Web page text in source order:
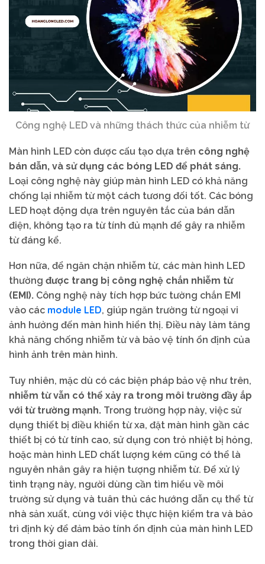
Công nghệ LED và những thách thức của nhiễm từ
Màn hình LED còn được cấu tạo dựa trên công nghệ
bán dẫn, và sử dụng các bóng LED để phát sáng.
Loại công nghệ này giúp màn hình LED có khả năng
chống lại nhiễm từ một cách tương đối tốt. Các bóng
LED hoạt động dựa trên nguyên tắc của bán dẫn
điện, không tạo ra từ tính đủ mạnh để gây ra nhiễm
từ đáng kể.
Hơn nữa, để ngăn chặn nhiễm từ, các màn hình LED
thường được trang bị công nghệ chắn nhiễm từ
(EMI). Công nghệ này tích hợp bức tường chắn EMI
vào các module LED, giúp ngăn trường từ ngoại vi
ảnh hưởng đến màn hình hiển thị. Điều này làm tăng
khả năng chống nhiễm từ và bảo vệ tính ổn định của
hình ảnh trên màn hình.
Tuy nhiên, mặc dù có các biện pháp bảo vệ như trên,
nhiễm từ vẫn có thể xảy ra trong môi trường đầy ắp
với từ trường mạnh. Trong trường hợp này, việc sử
dụng thiết bị điều khiển từ xa, đặt màn hình gần các
thiết bị có từ tính cao, sử dụng con trỏ nhiệt bị hỏng,
hoặc màn hình LED chất lượng kém cũng có thể là
nguyên nhân gây ra hiện tượng nhiễm từ. Để xử lý
tình trạng này, người dùng cần tìm hiểu về môi
trường sử dụng và tuân thủ các hướng dẫn cụ thể từ
nhà sản xuất, cùng với việc thực hiện kiểm tra và bảo
trì định kỳ để đảm bảo tính ổn định của màn hình LED
trong thời gian dài.